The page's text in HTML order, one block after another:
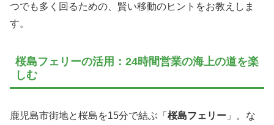
つでも多く回るための、賢い移動のヒントをお教えしま
す。
桜島フェリーの活用：24時間営業の海上の道を楽
しむ
鹿児島市街地と桜島を15分で結ぶ「 桜島フェリー 」。な